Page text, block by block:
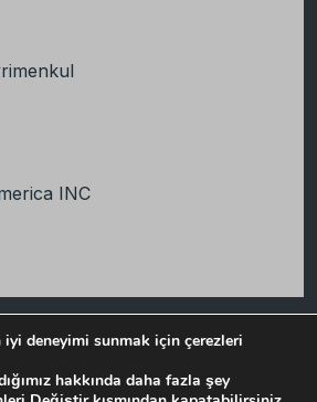
INC
İbrahim Polat Holding, Tüm Hakları
HizmetleriGizlilik Politikası
deneyimi sunmak için çerezleri
hakkında daha fazla şey